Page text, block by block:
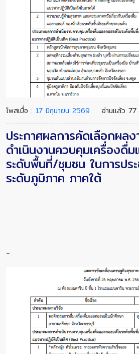
โพสเมื่อ : 17 มิถุนายน 2569 อ่านแล้ว 77
ประกาศผลการคัดเลือกผล
ดำเนินงานควบคุมเครื่องดื่
ระดับพื้นที่/ชุมชน ในการปร
ระดับภูมิภาค ภาคใต้
-